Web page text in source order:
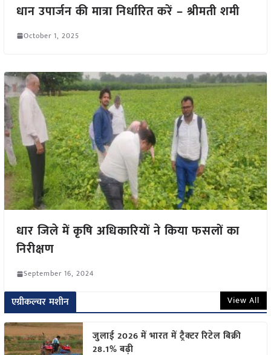
धान उपार्जन की मात्रा निर्धारित करें – श्रीमती शमी
October 1, 2025
धार जिले में कृषि अधिकारियों ने किया फसलों का
निरीक्षण
September 16, 2024
एग्रीकल्चर मशीन View All
जुलाई 2026 में भारत में ट्रैक्टर रिटेल बिक्री
28.1% बढ़ी